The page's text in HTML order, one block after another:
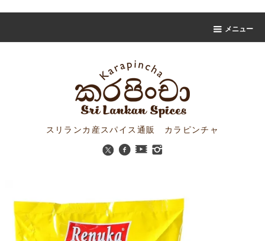
メニュー
スリランカ産スパイス通販 カラピンチャ